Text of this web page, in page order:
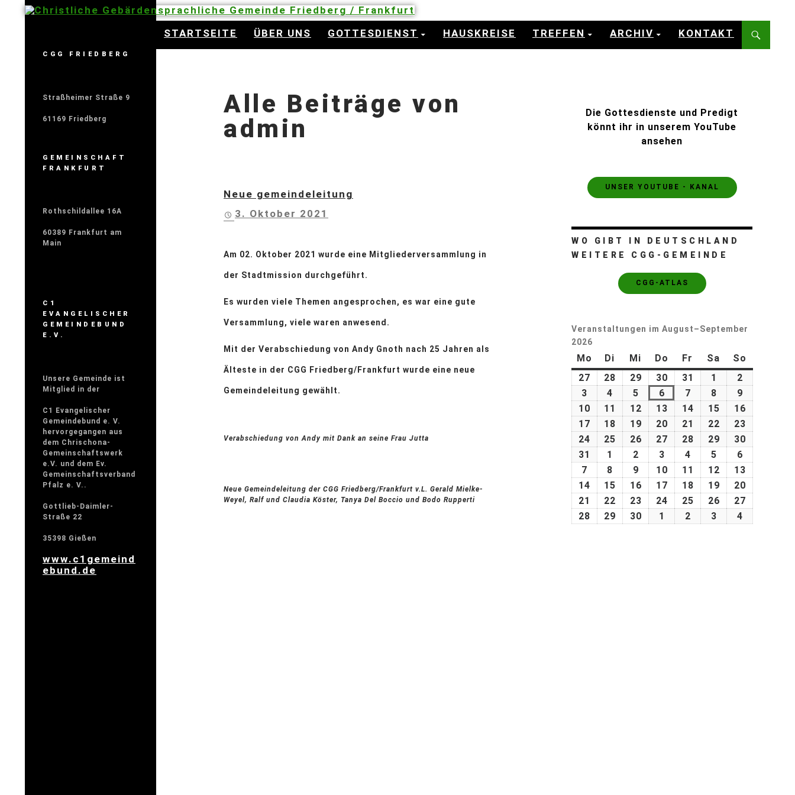
Christliche Gebärdensprachliche Gemeinde Friedberg / Frankfurt
STARTSEITE ÜBER UNS GOTTESDIENST HAUSKREISE TREFFEN ARCHIV KONTAKT
Alle Beiträge von
admin
Neue gemeindeleitung
3. Oktober 2021
Am 02. Oktober 2021 wurde eine Mitgliederversammlung in
der Stadtmission durchgeführt.
Es wurden viele Themen angesprochen, es war eine gute
Versammlung, viele waren anwesend.
Mit der Verabschiedung von Andy Gnoth nach 25 Jahren als
Älteste in der CGG Friedberg/Frankfurt wurde eine neue
Gemeindeleitung gewählt.
Verabschiedung von Andy mit Dank an seine Frau Jutta
Neue Gemeindeleitung der CGG Friedberg/Frankfurt v.L. Gerald Mielke-
Weyel, Ralf und Claudia Köster, Tanya Del Boccio und Bodo Rupperti
Die Gottesdienste und Predigt
könnt ihr in unserem YouTube
ansehen
UNSER YOUTUBE - KANAL
WO GIBT IN DEUTSCHLAND
WEITERE CGG-GEMEINDE
CGG-ATLAS
Veranstaltungen im August–September
2026
Mo Di Mi Do Fr Sa
So
27
28 29 30 31 1
2
3
4 5 6 7 8
9
10
11 12 13 14 15
16
17
18 19 20 21 22
23
24
25 26 27 28 29
30
31
1 2 3 4 5
6
7
8 9 10 11 12
13
14
15 16 17 18 19
20
21
22 23 24 25 26
27
28
29 30 1 2 3 4
CGG FRIEDBERG
Straßheimer Straße 9
61169 Friedberg
GEMEINSCHAFT
FRANKFURT
Rothschildallee 16A
60389 Frankfurt am
Main
C1
EVANGELISCHER
GEMEINDEBUND
E.V.
Unsere Gemeinde ist
Mitglied in der
C1 Evangelischer
Gemeindebund e. V.
hervorgegangen aus
dem Chrischona-
Gemeinschaftswerk
e.V. und dem Ev.
Gemeinschaftsverband
Pfalz e. V..
Gottlieb-Daimler-
Straße 22
35398 Gießen
www.c1gemeind
ebund.de